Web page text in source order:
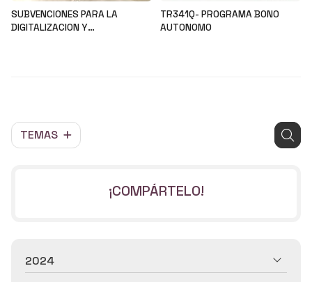
TEMAS
SUBVENCIONES PARA LA
DIGITALIZACION Y
TR341Q- PROGRAMA BONO
AUTONOMO
¡COMPÁRTELO!
2024